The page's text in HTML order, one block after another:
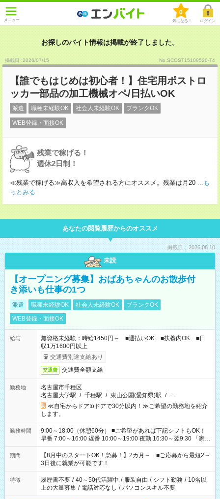
メニュー
0
気になる！ ログイン
お探しのバイト情報は掲載が終了しました。
掲載日 :2026/07/15 No.SCOST15109520-T4
【誰でもはじめは初心者！】住宅用ポストロ
ッカー部品の加工機械オペ/日払いOK
派遣 職種未経験OK 社会人未経験OK ブランクOK
WEB登録・面接OK
残業で稼げる！
週休2日制！
≪残業で稼げる≫高収入を希望される方にオススメ。残業は月20 ...も
っとみる
あなたの閲覧履歴からのオススメ
掲載日：2026.08.10
未読
【オープニング募集】おばあちゃんのお散歩付
き添いも仕事の1つ
派遣 職種未経験OK 社会人未経験OK
ブランクOK
WEB登録・面接OK
給与
無資格未経験：時給1450円～ ■週払いOK ■扶養内OK ■日
収1万1600円以上
交通費別途支給あり
交通費 交通費全額支給
勤務地
名古屋市千種区
名古屋大学駅 / 千種駅 / 東山公園(愛知県)駅 / …
≪自宅からドアtoドアで30分以内！≫ご希望の勤務地を紹介
します。
勤務時間
9:00～18:00（休憩60分） ■ご希望があれば下記シフトもOK！
早番 7:00～16:00 遅番 10:00～19:00 夜勤 16:30～翌9:30 「家族
と休みを合わせたい」 「余裕を持って夕飯の準備がしたい」
「できれば残業はしたくない」 など、ご希望を教えてください
ね。 ※Wワーク希望の方へ 今ご覧のお仕事で希望する勤務時間
と、もう1つのお仕事の勤務時間。 合計で週40時間を超える場
合は応募できません。
期間
【8月中のスタートOK！急募！】2カ月～ ■ご応募から最短2～
3日後に就業が可能です！
特徴 履歴書不要 / 40～50代活躍中 / 服装自由 / シフト勤務 / 10名以
上の大量募集 / 電話対応なし / パソコンスキル不要